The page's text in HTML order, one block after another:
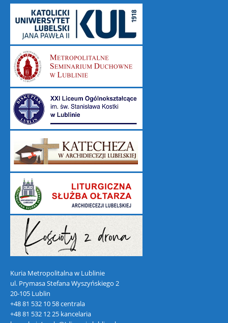
Kuria Metropolitalna w Lublinie
ul. Prymasa Stefana Wyszyńskiego 2
20-105 Lublin
+48 81 532 10 58 centrala
+48 81 532 12 25 kancelaria